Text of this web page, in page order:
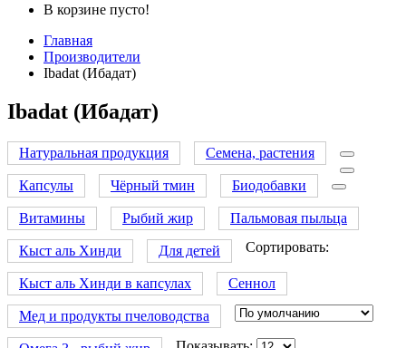
В корзине пусто!
Главная
Производители
Ibadat (Ибадат)
Ibadat (Ибадат)
Натуральная продукция Семена, растения
Капсулы Чёрный тмин Биодобавки
Витамины Рыбий жир Пальмовая пыльца
Кыст аль Хинди Для детей
Кыст аль Хинди в капсулах Сеннол
Мед и продукты пчеловодства
Сортировать: